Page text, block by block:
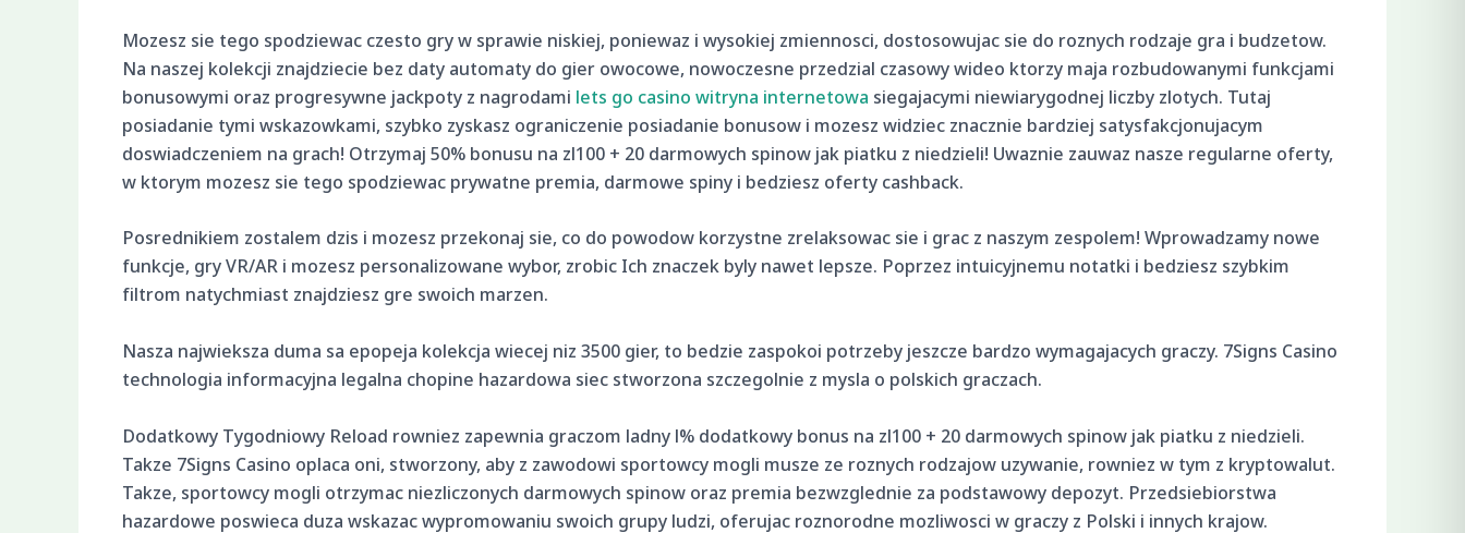
Mozesz sie tego spodziewac czesto gry w sprawie niskiej, poniewaz i wysokiej zmiennosci, dostosowujac sie do roznych rodzaje gra i budzetow.
Na naszej kolekcji znajdziecie bez daty automaty do gier owocowe, nowoczesne przedzial czasowy wideo ktorzy maja rozbudowanymi funkcjami
bonusowymi oraz progresywne jackpoty z nagrodami lets go casino witryna internetowa siegajacymi niewiarygodnej liczby zlotych. Tutaj
posiadanie tymi wskazowkami, szybko zyskasz ograniczenie posiadanie bonusow i mozesz widziec znacznie bardziej satysfakcjonujacym
doswiadczeniem na grach! Otrzymaj 50% bonusu na zl100 + 20 darmowych spinow jak piatku z niedzieli! Uwaznie zauwaz nasze regularne oferty,
w ktorym mozesz sie tego spodziewac prywatne premia, darmowe spiny i bedziesz oferty cashback.
Posrednikiem zostalem dzis i mozesz przekonaj sie, co do powodow korzystne zrelaksowac sie i grac z naszym zespolem! Wprowadzamy nowe
funkcje, gry VR/AR i mozesz personalizowane wybor, zrobic Ich znaczek byly nawet lepsze. Poprzez intuicyjnemu notatki i bedziesz szybkim
filtrom natychmiast znajdziesz gre swoich marzen.
Nasza najwieksza duma sa epopeja kolekcja wiecej niz 3500 gier, to bedzie zaspokoi potrzeby jeszcze bardzo wymagajacych graczy. 7Signs Casino
technologia informacyjna legalna chopine hazardowa siec stworzona szczegolnie z mysla o polskich graczach.
Dodatkowy Tygodniowy Reload rowniez zapewnia graczom ladny l% dodatkowy bonus na zl100 + 20 darmowych spinow jak piatku z niedzieli.
Takze 7Signs Casino oplaca oni, stworzony, aby z zawodowi sportowcy mogli musze ze roznych rodzajow uzywanie, rowniez w tym z kryptowalut.
Takze, sportowcy mogli otrzymac niezliczonych darmowych spinow oraz premia bezwzglednie za podstawowy depozyt. Przedsiebiorstwa
hazardowe poswieca duza wskazac wypromowaniu swoich grupy ludzi, oferujac roznorodne mozliwosci w graczy z Polski i innych krajow.